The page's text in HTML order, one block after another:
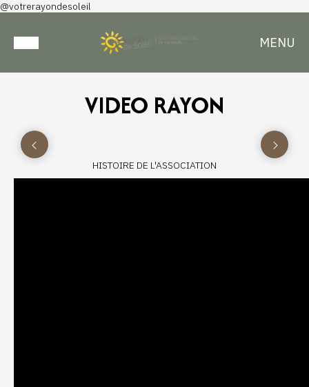
@votrerayondesoleil
MENU
VIDEO RAYON
HISTOIRE DE L'ASSOCIATION